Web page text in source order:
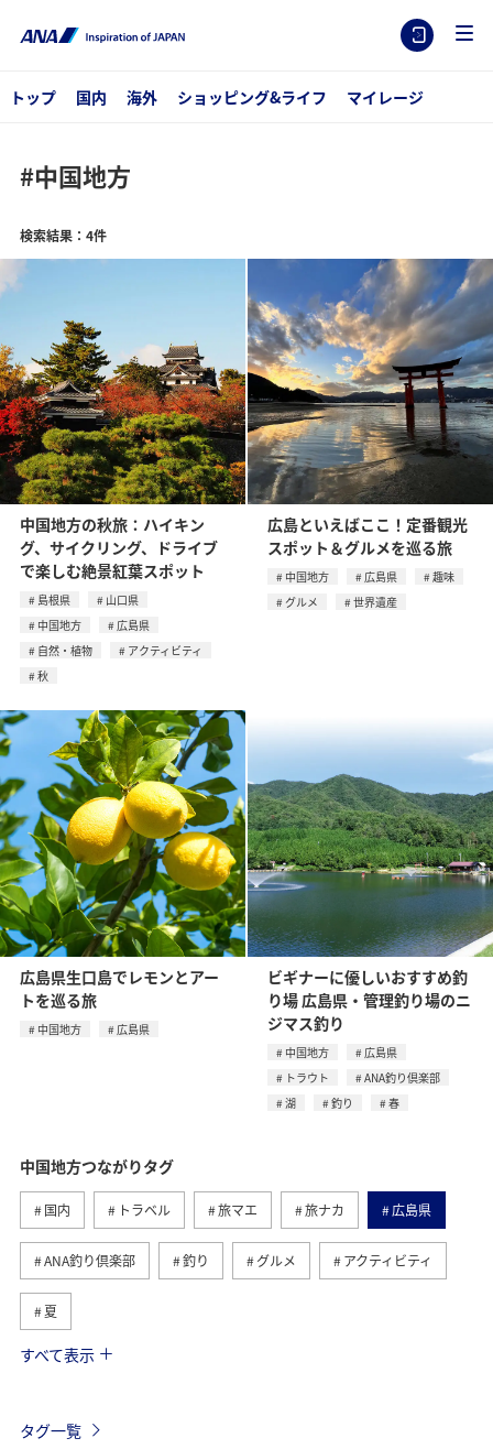
トップ 国内 海外 ショッピング&ライフ マイレージ
#中国地方
検索結果：4件
中国地方の秋旅：ハイキン
グ、サイクリング、ドライブ
で楽しむ絶景紅葉スポット
島根県
山口県
中国地方
広島県
自然・植物
アクティビティ
秋
広島といえばここ！定番観光
スポット＆グルメを巡る旅
中国地方 広島県
趣味
グルメ
世界遺産
広島県生口島でレモンとアー
トを巡る旅
中国地方 広島県
ビギナーに優しいおすすめ釣
り場 広島県・管理釣り場のニ
ジマス釣り
中国地方
広島県
トラウト
ANA釣り倶楽部
湖
釣り 春
中国地方つながりタグ
国内 トラベル 旅マエ 旅ナカ 広島県
ANA釣り倶楽部 釣り グルメ アクティビティ
夏
島根県
すべて表示
タグ一覧